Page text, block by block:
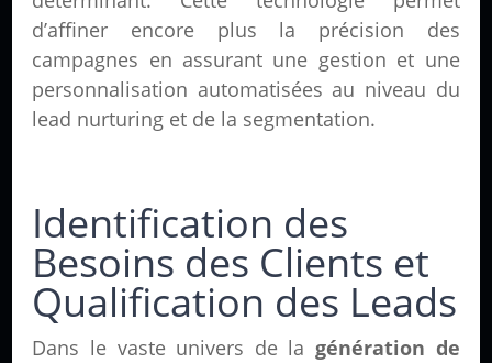
d’affiner encore plus la précision des
campagnes en assurant une gestion et une
personnalisation automatisées au niveau du
lead nurturing et de la segmentation.
Identification des
Besoins des Clients et
Qualification des Leads
Dans le vaste univers de la génération de